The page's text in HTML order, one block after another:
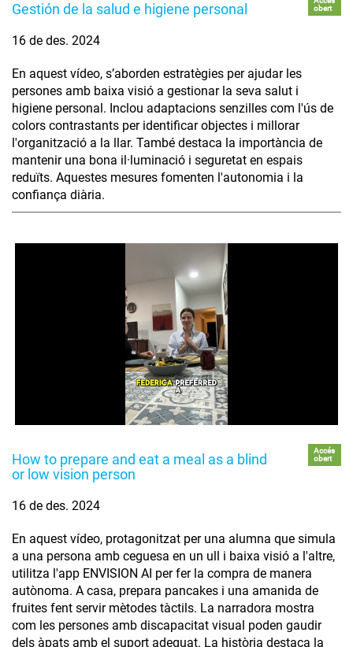
Gestión de la salud e higiene personal obert
16 de des. 2024
En aquest vídeo, s’aborden estratègies per ajudar les
persones amb baixa visió a gestionar la seva salut i
higiene personal. Inclou adaptacions senzilles com l'ús de
colors contrastants per identificar objectes i millorar
l'organització a la llar. També destaca la importància de
mantenir una bona il·luminació i seguretat en espais
reduïts. Aquestes mesures fomenten l'autonomia i la
confiança diària.
How to prepare and eat a meal as a blind
or low vision person
Accés
obert
16 de des. 2024
En aquest vídeo, protagonitzat per una alumna que simula
a una persona amb ceguesa en un ull i baixa visió a l'altre,
utilitza l'app ENVISION AI per fer la compra de manera
autònoma. A casa, prepara pancakes i una amanida de
fruites fent servir mètodes tàctils. La narradora mostra
com les persones amb discapacitat visual poden gaudir
dels àpats amb el suport adequat. La història destaca la